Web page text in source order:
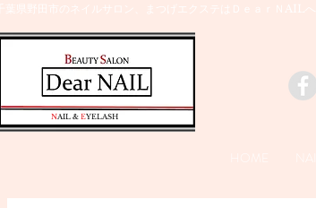
千葉県野田市のネイルサロン、まつげエクステはＤｅａｒＮAILへ
​NAIL & EYELASH